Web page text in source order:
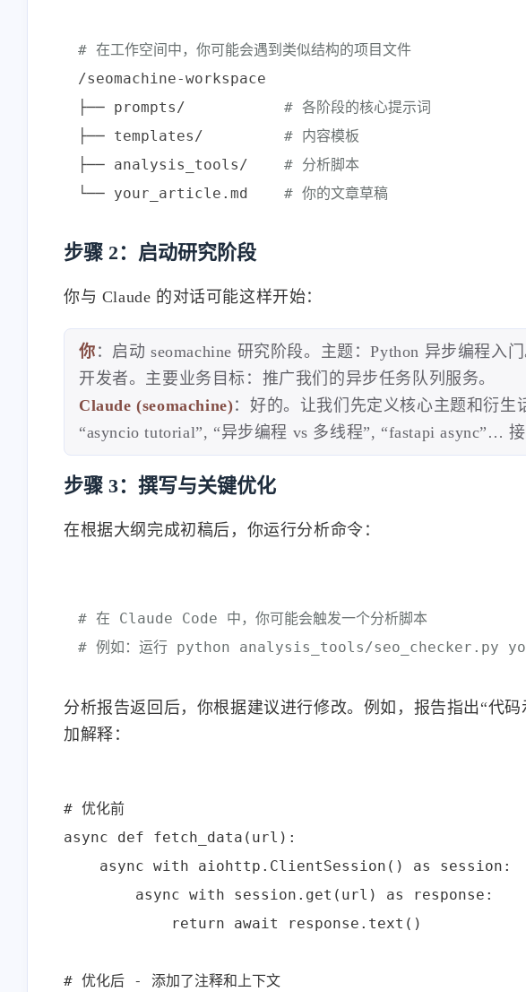
# 在工作空间中，你可能会遇到类似结构的项目文件
/seomachine-workspace
├── prompts/ # 各阶段的核心提示词
├── templates/ # 内容模板
├── analysis_tools/ # 分析脚本
└── your_article.md # 你的文章草稿
步骤 2：启动研究阶段
你与 Claude 的对话可能这样开始：
你 ：启动 seomachine 研究阶段。主题：Python 异步编程入
开发者。主要业务目标：推广我们的异步任务队列服务。
Claude (seomachine)：好的。让我们先定义核心主题和衍生
“asyncio tutorial”, “异步编程 vs 多线程”, “fastapi async”…
步骤 3：撰写与关键优化
在根据大纲完成初稿后，你运行分析命令：
# 在 Claude Code 中，你可能会触发一个分析脚本
# 例如：运行 python analysis_tools/seo_checker.py
分析报告返回后，你根据建议进行修改。例如，报告指出“代
加解释：
# 优化前
async def fetch_data(url):
    async with aiohttp.ClientSession() as session:
        async with session.get(url) as response:
            return await response.text()
# 优化后 - 添加了注释和上下文